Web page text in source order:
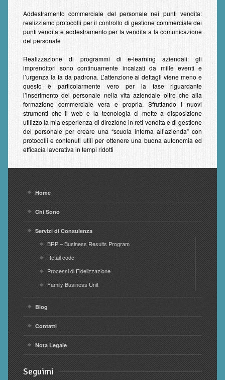
Addestramento commerciale del personale nei punti vendita:
realizziamo protocolli per il controllo di gestione commerciale dei
punti vendita e addestramento per la vendita a la comunicazione
del personale
Realizzazione di programmi di e-learning aziendali: gli
imprenditori sono continuamente incalzati da mille eventi e
l’urgenza la fa da padrona. L’attenzione ai dettagli viene meno e
questo è particolarmente vero per la fase riguardante
l’inserimento del personale nella vita aziendale oltre che alla
formazione commerciale vera e propria. Sfruttando i nuovi
strumenti che il web e la tecnologia ci mette a disposizione
utilizzo la mia esperienza di direzione in reti vendita e di gestione
del personale per creare una “scuola interna all’azienda” con
protocolli e contenuti utili per ottenere una buona autonomia ed
efficacia lavorativa in tempi ridotti
Home
Chi Sono
Servizi di Consulenza
BRP – Business Results Program
Retail code
Processi di Fidelizzazione
Family Business Unit
Blog
Contatti
Nota Legale
Seguimi